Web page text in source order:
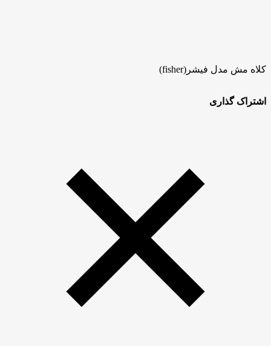
کلاه مش مدل فیشر(fisher)
اشتراک گذاری